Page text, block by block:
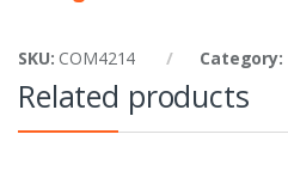
SKU: COM4214 Category:
Related products